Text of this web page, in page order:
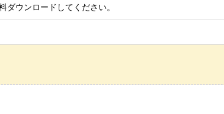
ダウンロードしてください。